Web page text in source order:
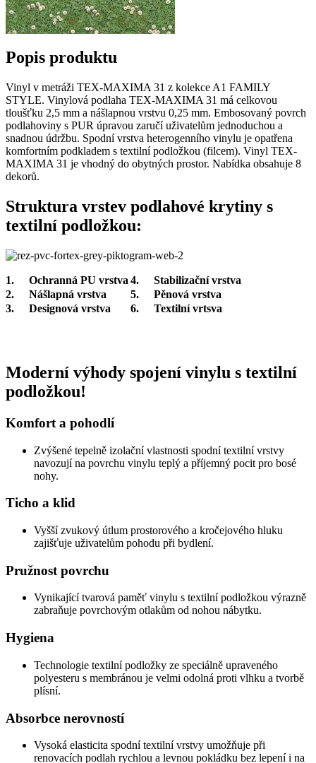
Popis produktu
Vinyl v metráži TEX-MAXIMA 31 z kolekce A1 FAMILY
STYLE. Vinylová podlaha TEX-MAXIMA 31 má celkovou
tloušťku 2,5 mm a nášlapnou vrstvu 0,25 mm. Embosovaný povrch
podlahoviny s PUR úpravou zaručí uživatelům jednoduchou a
snadnou údržbu. Spodní vrstva heterogenního vinylu je opatřena
komfortním podkladem s textilní podložkou (filcem). Vinyl TEX-
MAXIMA 31 je vhodný do obytných prostor. Nabídka obsahuje 8
dekorů.
Struktura vrstev podlahové krytiny s
textilní podložkou:
1. Ochranná PU vrstva 4.
Stabilizační vrstva
2.
Nášlapná vrstva 5.
Pěnová vrstva
3.
Designová vrstva 6. Textilní vrtsva
Moderní výhody spojení vinylu s textilní
podložkou!
Komfort a pohodlí
Zvýšené tepelně izolační vlastnosti spodní textilní vrstvy
navozují na povrchu vinylu teplý a příjemný pocit pro bosé
nohy.
Ticho a klid
Vyšší zvukový útlum prostorového a kročejového hluku
zajišťuje uživatelům pohodu při bydlení.
Pružnost povrchu
Vynikající tvarová paměť vinylu s textilní podložkou výrazně
zabraňuje povrchovým otlakům od nohou nábytku.
Hygiena
Technologie textilní podložky ze speciálně upraveného
polyesteru s membránou je velmi odolná proti vlhku a tvorbě
plísní.
Absorbce nerovností
Vysoká elasticita spodní textilní vrstvy umožňuje při
renovacích podlah rychlou a levnou pokládku bez lepení i na